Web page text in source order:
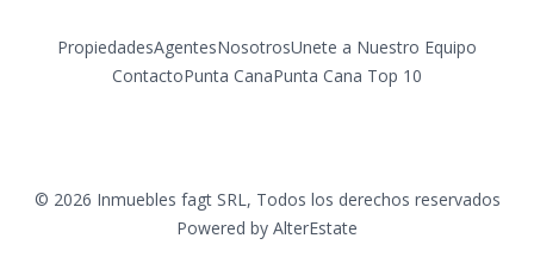
PropiedadesAgentesNosotrosUnete a Nuestro Equipo
ContactoPunta CanaPunta Cana Top 10
© 2026 Inmuebles fagt SRL, Todos los derechos reservados
Powered by AlterEstate